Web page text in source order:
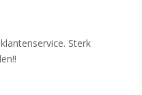
Sterk